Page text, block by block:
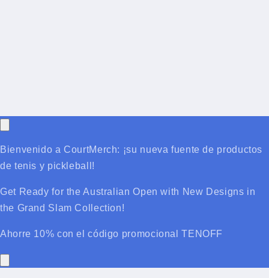
Bienvenido a CourtMerch: ¡su nueva fuente de productos
de tenis y pickleball!
Get Ready for the Australian Open with New Designs in
the Grand Slam Collection!
Ahorre 10% con el código promocional TENOFF